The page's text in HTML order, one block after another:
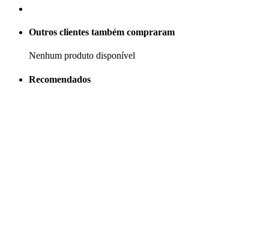
Outros clientes também compraram
Nenhum produto disponível
Recomendados